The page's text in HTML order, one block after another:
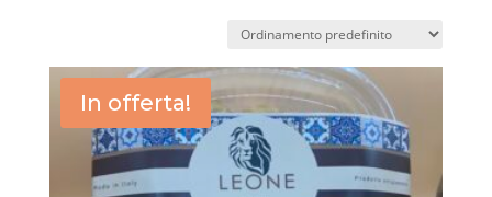
In offerta!